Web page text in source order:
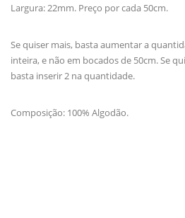
Largura: 22mm. Preço por cada 50cm.
Se quiser mais, basta aumentar a
inteira, e não em bocados de 50cm. Se
basta inserir 2 na quantidade.
Composição: 100% Algodão.